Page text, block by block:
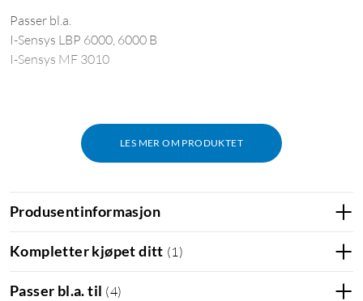
LES MER OM PRODUKTET
Passer bl.a.
I-Sensys LBP 6000, 6000 B
I-Sensys MF 3010
Produsentinformasjon
Kompletter kjøpet ditt (1)
Passer bl.a. til (4)